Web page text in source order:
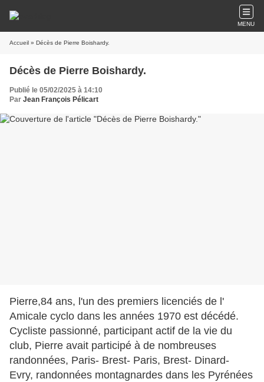
MENU
Accueil » Décès de Pierre Boishardy.
Décès de Pierre Boishardy.
Publié le 05/02/2025 à 14:10
Par Jean François Pélicart
Pierre,84 ans, l'un des premiers licenciés de l'
Amicale cyclo dans les années 1970 est décédé.
Cycliste passionné, participant actif de la vie du
club, Pierre avait participé à de nombreuses
randonnées, Paris- Brest- Paris, Brest- Dinard-
Evry, randonnées montagnardes dans les Pyrénées